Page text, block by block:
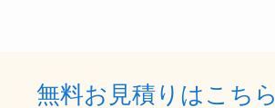
無料お見積りはこちら